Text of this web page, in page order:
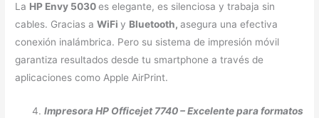
La HP Envy 5030es elegante, es silenciosa y trabaja sin
cables. Gracias aWiFiy Bluetooth,asegura una efectiva
conexión inalámbrica. Pero su sistema de impresión móvil
garantiza resultados desde tu smartphone a través de
aplicaciones como Apple AirPrint.
Impresora HP Officejet 7740 – Excelente para formatos